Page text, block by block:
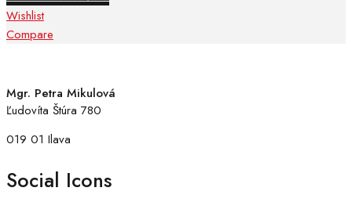
Wishlist
Compare
Mgr. Petra Mikulová
Ľudovíta Štúra 780
019 01 Ilava
Social Icons